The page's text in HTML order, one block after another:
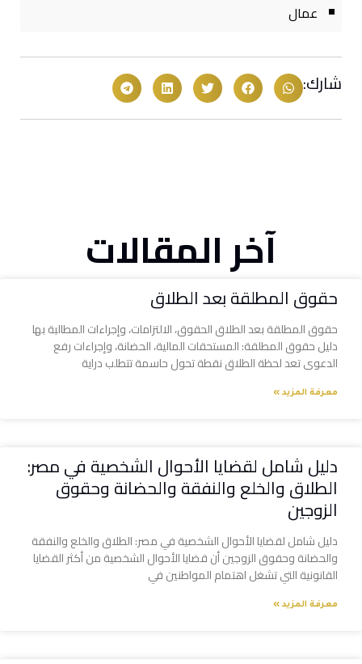
عمال
شارك:
آخر المقالات
حقوق المطلقة بعد الطلاق
حقوق المطلقة بعد الطلاق الحقوق، الالتزامات، وإجراءات المطالبة بها
دليل حقوق المطلقة: المستحقات المالية، الحضانة، وإجراءات رفع
الدعوى تعد لحظة الطلاق نقطة تحول حاسمة تتطلب دراية
معرفة المزيد »
دليل شامل لقضايا الأحوال الشخصية في مصر:
الطلاق والخلع والنفقة والحضانة وحقوق
الزوجين
دليل شامل لقضايا الأحوال الشخصية في مصر: الطلاق والخلع والنفقة
والحضانة وحقوق الزوجين أن قضايا الأحوال الشخصية من أكثر القضايا
القانونية التي تشغل اهتمام المواطنين في
معرفة المزيد »